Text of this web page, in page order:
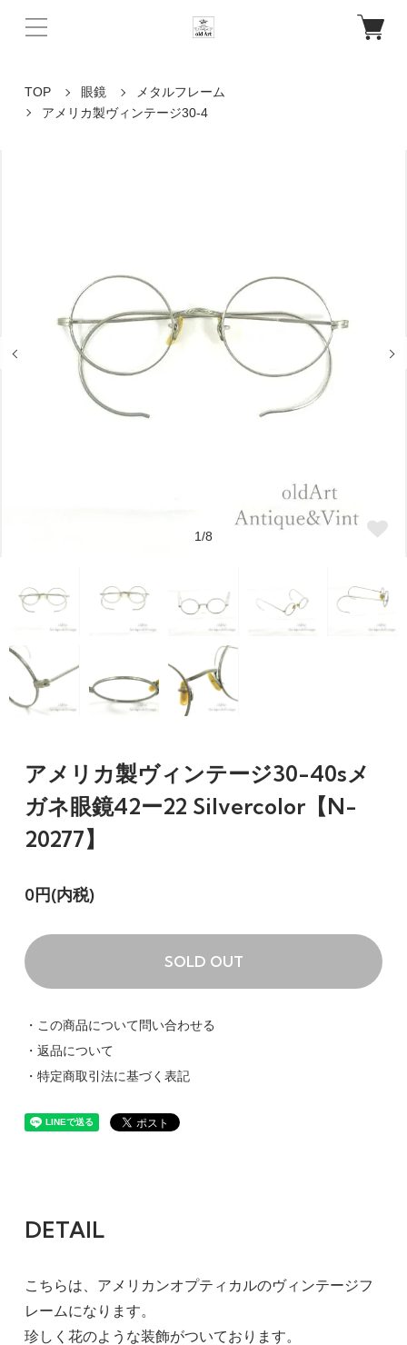
TOP 眼鏡
メタルフレーム
アメリカ製ヴィンテージ30-4
1/8
アメリカ製ヴィンテージ30-40sメ
ガネ眼鏡42ー22 Silvercolor【N-
20277】
0円(内税)
SOLD OUT
・この商品について問い合わせる
・返品について
・特定商取引法に基づく表記
DETAIL
こちらは、アメリカンオプティカルのヴィンテージフ
レームになります。
珍しく花のような装飾がついております。